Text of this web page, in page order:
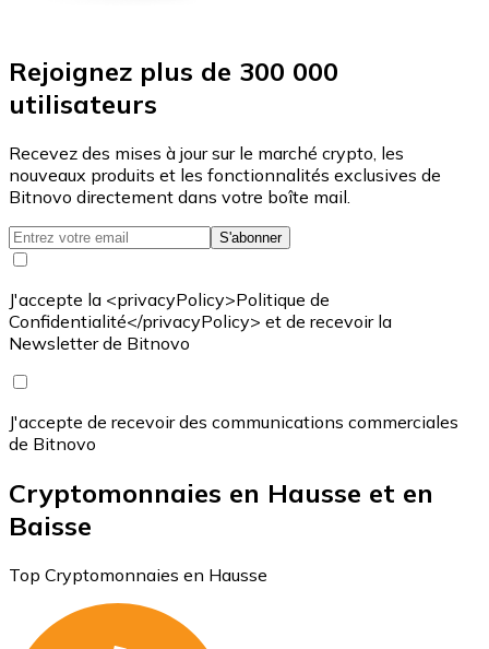
Rejoignez plus de 300 000
utilisateurs
Recevez des mises à jour sur le marché crypto, les
nouveaux produits et les fonctionnalités exclusives de
Bitnovo directement dans votre boîte mail.
S'abonner
J'accepte la <privacyPolicy>Politique de
Confidentialité</privacyPolicy> et de recevoir la
Newsletter de Bitnovo
J'accepte de recevoir des communications commerciales
de Bitnovo
Cryptomonnaies en Hausse et en
Baisse
Top Cryptomonnaies en Hausse